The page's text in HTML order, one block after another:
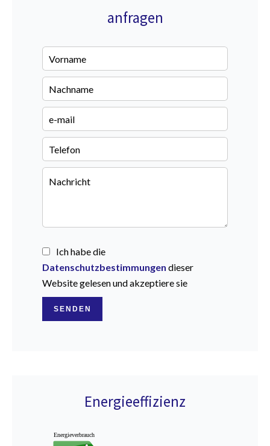
anfragen
Ich habe die
Datenschutzbestimmungen dieser
Website gelesen und akzeptiere sie
SENDEN
Energieeffizienz
Energieverbrauch